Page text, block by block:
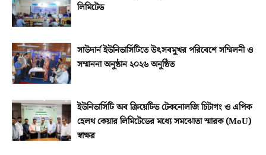
লিমিটেড
সাউদার্ন ইউনিভার্সিটিতে উৎসবমুখর পরিবেশে সম্মিলনী ও
সম্মাননা অনুষ্ঠান ২০২৬ অনুষ্ঠিত
ইউনিভার্সিটি অব ক্রিয়েটিভ টেকনোলজি চিটাগং ও এপিক
হেলথ কেয়ার লিমিটেডের মধ্যে সমঝোতা স্মারক (MoU)
স্বাক্ষর